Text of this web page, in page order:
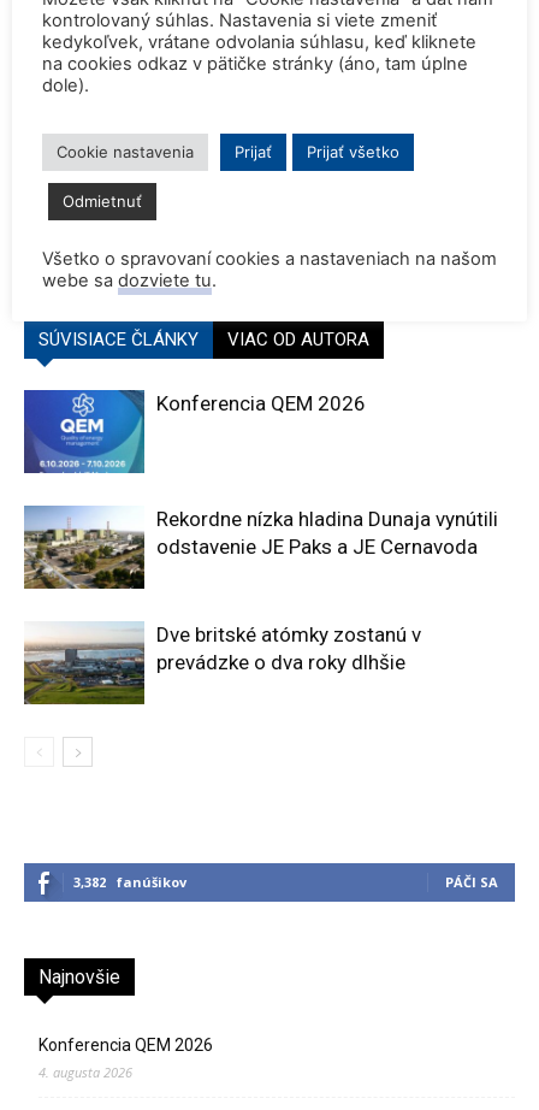
Predchádzajúci článok
VZ SNUS 2023 a NUSIM 2023
nové jadrové bloky
SÚVISIACE ČLÁNKY VIAC OD AUTORA
Konferencia QEM 2026
Rekordne nízka hladina Dunaja vynútili
odstavenie JE Paks a JE Cernavoda
Dve britské atómky zostanú v
prevádzke o dva roky dlhšie
3,382 fanúšikov PÁČI SA
Najnovšie
Konferencia QEM 2026
4. augusta 2026
kontrolovaný súhlas. Nastavenia si viete zmeniť
kedykoľvek, vrátane odvolania súhlasu, keď kliknete
na cookies odkaz v pätičke stránky (áno, tam úplne
dole).
Cookie nastavenia Prijať Prijať všetko
Odmietnuť
Všetko o spravovaní cookies a nastaveniach na našom
webe sa dozviete tu.